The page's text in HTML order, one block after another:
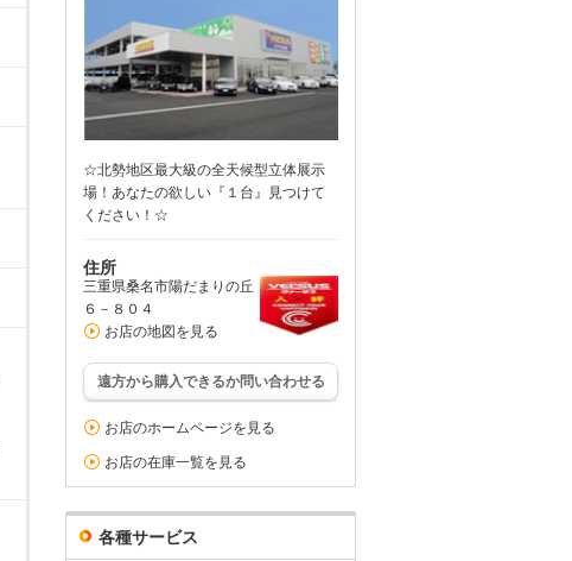
☆北勢地区最大級の全天候型立体展示
場！あなたの欲しい『１台』見つけて
ください！☆
住所
三重県桑名市陽だまりの丘
６－８０４
お店の地図を見る
遠方から購入できるか問い合わせる
お店のホームページを見る
お店の在庫一覧を見る
各種サービス